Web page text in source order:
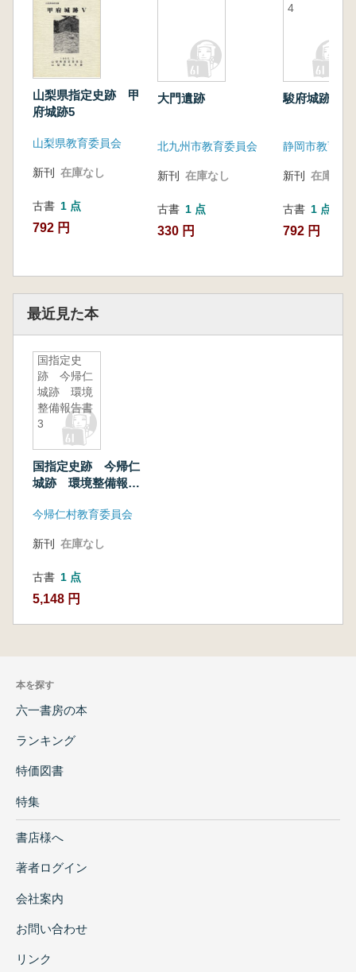
山梨県指定史跡 甲
府城跡5
山梨県教育委員会
新刊 在庫なし
古書 1 点
792 円
大門遺跡
北九州市教育委員会
新刊 在庫なし
古書 1 点
330 円
4
駿府城跡 4
静岡市教育委
新刊 在庫なし
古書 1 点
792 円
最近見た本
国指定史
跡 今帰仁
城跡 環境
整備報告書
3
国指定史跡 今帰仁
城跡 環境整備報告
今帰仁村教育委員会
新刊 在庫なし
古書 1 点
5,148 円
本を探す
六一書房の本
ランキング
特価図書
特集
書店様へ
著者ログイン
会社案内
お問い合わせ
リンク